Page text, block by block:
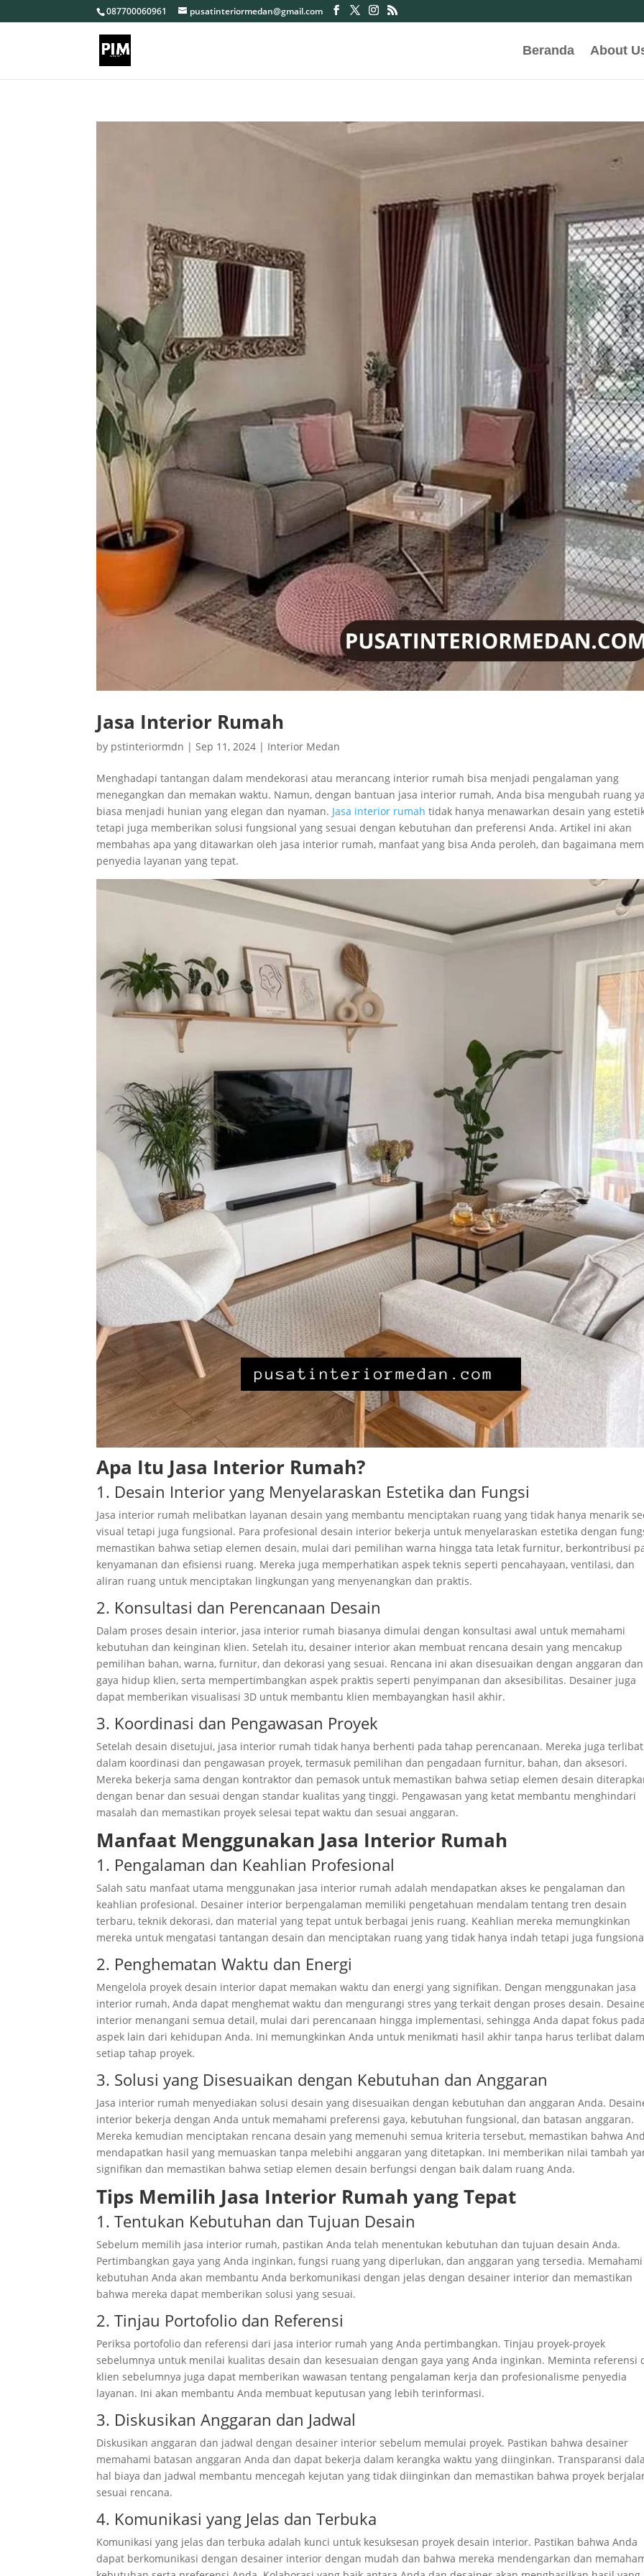
087700060961 pusatinteriormedan@gmail.com
Beranda About
Jasa Interior Rumah
by pstinteriormdn | Sep 11, 2024 | Interior Medan
Menghadapi tantangan dalam mendekorasi atau merancang interior rumah bisa menjadi pengalaman yang
menegangkan dan memakan waktu. Namun, dengan bantuan jasa interior rumah, Anda bisa mengubah ruang
biasa menjadi hunian yang elegan dan nyaman. Jasa interior rumah tidak hanya menawarkan desain yang
tetapi juga memberikan solusi fungsional yang sesuai dengan kebutuhan dan preferensi Anda. Artikel ini akan
membahas apa yang ditawarkan oleh jasa interior rumah, manfaat yang bisa Anda peroleh, dan bagaimana
penyedia layanan yang tepat.
Apa Itu Jasa Interior Rumah?
1. Desain Interior yang Menyelaraskan Estetika dan Fungsi
Jasa interior rumah melibatkan layanan desain yang membantu menciptakan ruang yang tidak hanya menarik
visual tetapi juga fungsional. Para profesional desain interior bekerja untuk menyelaraskan estetika dengan
memastikan bahwa setiap elemen desain, mulai dari pemilihan warna hingga tata letak furnitur, berkontribusi
kenyamanan dan efisiensi ruang. Mereka juga memperhatikan aspek teknis seperti pencahayaan, ventilasi, dan
aliran ruang untuk menciptakan lingkungan yang menyenangkan dan praktis.
2. Konsultasi dan Perencanaan Desain
Dalam proses desain interior, jasa interior rumah biasanya dimulai dengan konsultasi awal untuk memahami
kebutuhan dan keinginan klien. Setelah itu, desainer interior akan membuat rencana desain yang mencakup
pemilihan bahan, warna, furnitur, dan dekorasi yang sesuai. Rencana ini akan disesuaikan dengan anggaran dan
gaya hidup klien, serta mempertimbangkan aspek praktis seperti penyimpanan dan aksesibilitas. Desainer juga
dapat memberikan visualisasi 3D untuk membantu klien membayangkan hasil akhir.
3. Koordinasi dan Pengawasan Proyek
Setelah desain disetujui, jasa interior rumah tidak hanya berhenti pada tahap perencanaan. Mereka juga terlibat
dalam koordinasi dan pengawasan proyek, termasuk pemilihan dan pengadaan furnitur, bahan, dan aksesori.
Mereka bekerja sama dengan kontraktor dan pemasok untuk memastikan bahwa setiap elemen desain
dengan benar dan sesuai dengan standar kualitas yang tinggi. Pengawasan yang ketat membantu menghindari
masalah dan memastikan proyek selesai tepat waktu dan sesuai anggaran.
Manfaat Menggunakan Jasa Interior Rumah
1. Pengalaman dan Keahlian Profesional
Salah satu manfaat utama menggunakan jasa interior rumah adalah mendapatkan akses ke pengalaman dan
keahlian profesional. Desainer interior berpengalaman memiliki pengetahuan mendalam tentang tren desain
terbaru, teknik dekorasi, dan material yang tepat untuk berbagai jenis ruang. Keahlian mereka memungkinkan
mereka untuk mengatasi tantangan desain dan menciptakan ruang yang tidak hanya indah tetapi juga
2. Penghematan Waktu dan Energi
Mengelola proyek desain interior dapat memakan waktu dan energi yang signifikan. Dengan menggunakan jasa
interior rumah, Anda dapat menghemat waktu dan mengurangi stres yang terkait dengan proses desain.
interior menangani semua detail, mulai dari perencanaan hingga implementasi, sehingga Anda dapat fokus
aspek lain dari kehidupan Anda. Ini memungkinkan Anda untuk menikmati hasil akhir tanpa harus terlibat
setiap tahap proyek.
3. Solusi yang Disesuaikan dengan Kebutuhan dan Anggaran
Jasa interior rumah menyediakan solusi desain yang disesuaikan dengan kebutuhan dan anggaran Anda.
interior bekerja dengan Anda untuk memahami preferensi gaya, kebutuhan fungsional, dan batasan anggaran.
Mereka kemudian menciptakan rencana desain yang memenuhi semua kriteria tersebut, memastikan bahwa
mendapatkan hasil yang memuaskan tanpa melebihi anggaran yang ditetapkan. Ini memberikan nilai tambah
signifikan dan memastikan bahwa setiap elemen desain berfungsi dengan baik dalam ruang Anda.
Tips Memilih Jasa Interior Rumah yang Tepat
1. Tentukan Kebutuhan dan Tujuan Desain
Sebelum memilih jasa interior rumah, pastikan Anda telah menentukan kebutuhan dan tujuan desain Anda.
Pertimbangkan gaya yang Anda inginkan, fungsi ruang yang diperlukan, dan anggaran yang tersedia. Memahami
kebutuhan Anda akan membantu Anda berkomunikasi dengan jelas dengan desainer interior dan memastikan
bahwa mereka dapat memberikan solusi yang sesuai.
2. Tinjau Portofolio dan Referensi
Periksa portofolio dan referensi dari jasa interior rumah yang Anda pertimbangkan. Tinjau proyek-proyek
sebelumnya untuk menilai kualitas desain dan kesesuaian dengan gaya yang Anda inginkan. Meminta referensi
klien sebelumnya juga dapat memberikan wawasan tentang pengalaman kerja dan profesionalisme penyedia
layanan. Ini akan membantu Anda membuat keputusan yang lebih terinformasi.
3. Diskusikan Anggaran dan Jadwal
Diskusikan anggaran dan jadwal dengan desainer interior sebelum memulai proyek. Pastikan bahwa desainer
memahami batasan anggaran Anda dan dapat bekerja dalam kerangka waktu yang diinginkan. Transparansi
hal biaya dan jadwal membantu mencegah kejutan yang tidak diinginkan dan memastikan bahwa proyek
sesuai rencana.
4. Komunikasi yang Jelas dan Terbuka
Komunikasi yang jelas dan terbuka adalah kunci untuk kesuksesan proyek desain interior. Pastikan bahwa Anda
dapat berkomunikasi dengan desainer interior dengan mudah dan bahwa mereka mendengarkan dan